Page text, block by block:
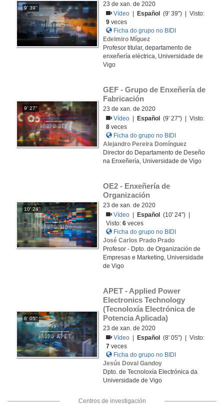
9' 39''
23 de xan. de 2020
Vídeo
Español
(9' 39'') | Visto:
9 veces
Ficha do grupo no BIDI
Edelmiro Míguez
Profesor titular, departamento de
enxeñería eléctrica, Universidade de
Vigo
9' 27''
GEF - Grupo de Enxeñería de
Fabricación
23 de xan. de 2020
Vídeo
Español
(9' 27'') | Visto:
8 veces
Ficha do grupo no BIDI
Alejandro Pereira Domínguez
Director do Departamento de Deseño
na Enxeñería, Universidade de Vigo
10' 24''
OE2 - Enxeñería de
Organización
23 de xan. de 2020
Vídeo
Español
(10' 24'') |
Visto:6 veces
Ficha do grupo no BIDI
José Carlos Prado Prado
Profesor - Dpto. de Organización de
Empresas e Marketing, Universidade
de Vigo
8' 05''
APET - Applied Power
Electronics Technology
(Tecnoloxía Electrónica de
Potencia Aplicada)
23 de xan. de 2020
Vídeo
Español
(8' 05'') | Visto:
7 veces
Ficha do grupo no BIDI
Jesús Doval Gandoy
Dpto. de Tecnoloxía Electrónica da
Universidade de Vigo
Centros de investigación